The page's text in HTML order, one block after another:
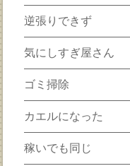
逆張りできず
気にしすぎ屋さん
ゴミ掃除
カエルになった
稼いでも同じ